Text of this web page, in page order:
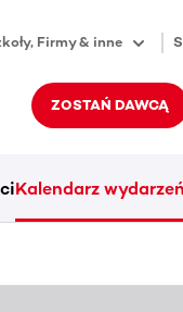
Firmy & inne
ZOSTAŃ DAWCĄ
Kalendarz wydarzeń